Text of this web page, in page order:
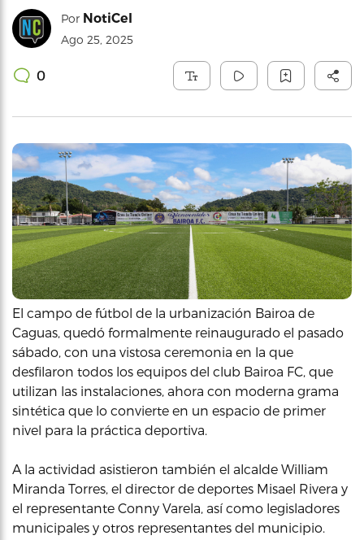
Por NotiCel
Ago 25, 2025
0
El campo de fútbol de la urbanización Bairoa de
Caguas, quedó formalmente reinaugurado el pasado
sábado, con una vistosa ceremonia en la que
desfilaron todos los equipos del club Bairoa FC, que
utilizan las instalaciones, ahora con moderna grama
sintética que lo convierte en un espacio de primer
nivel para la práctica deportiva.
A la actividad asistieron también el alcalde William
Miranda Torres, el director de deportes Misael Rivera y
el representante Conny Varela, así como legisladores
municipales y otros representantes del municipio.